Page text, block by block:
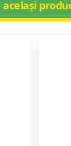
același